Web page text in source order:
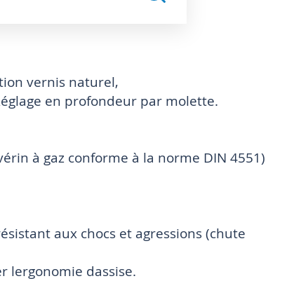
vernis naturel,
en profondeur par molette.
à gaz conforme à la norme DIN 4551)
aux chocs et agressions (chute
dassise.